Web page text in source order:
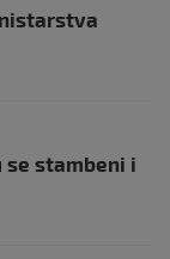
se stambeni i